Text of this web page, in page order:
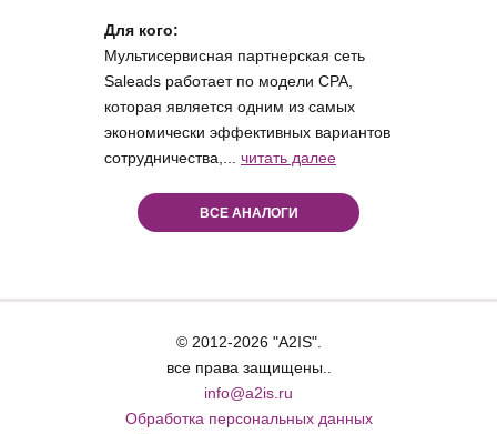
Для кого:
Мультисервисная партнерская сеть
Saleads работает по модели CPA,
которая является одним из самых
экономически эффективных вариантов
сотрудничества,... читать далее
ВСЕ АНАЛОГИ
© 2012-2026 "A2IS".
все права защищены..
info@a2is.ru
Обработка персональных данных